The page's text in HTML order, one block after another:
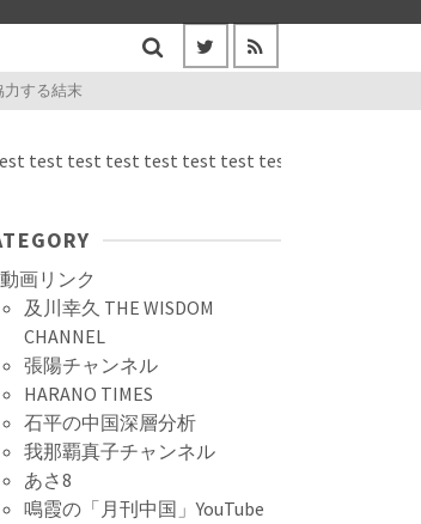
する結末
test test test test test test test test test test
動画リンク
及川幸久 THE WISDOM
CHANNEL
張陽チャンネル
HARANO TIMES
石平の中国深層分析
我那覇真子チャンネル
あさ8
鳴霞の「月刊中国」YouTube